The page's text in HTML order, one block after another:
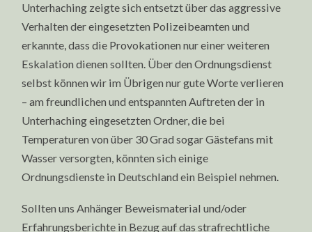
Unterhaching zeigte sich entsetzt über das aggressive
Verhalten der eingesetzten Polizeibeamten und
erkannte, dass die Provokationen nur einer weiteren
Eskalation dienen sollten. Über den Ordnungsdienst
selbst können wir im Übrigen nur gute Worte verlieren
– am freundlichen und entspannten Auftreten der in
Unterhaching eingesetzten Ordner, die bei
Temperaturen von über 30 Grad sogar Gästefans mit
Wasser versorgten, könnten sich einige
Ordnungsdienste in Deutschland ein Beispiel nehmen.
Sollten uns Anhänger Beweismaterial und/oder
Erfahrungsberichte in Bezug auf das strafrechtliche